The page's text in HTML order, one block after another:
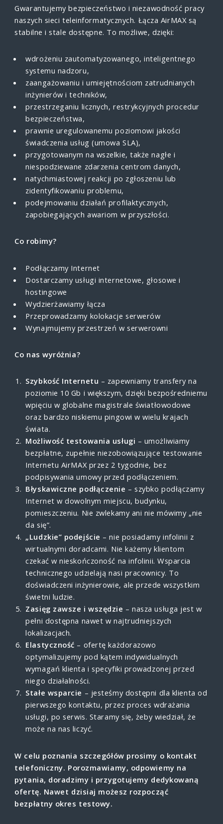
Gwarantujemy bezpieczeństwo i niezawodność pracy
naszych sieci teleinformatycznych. Łącza AirMAX są
stabilne i stale dostępne. To możliwe, dzięki:
wdrożeniu zautomatyzowanego, inteligentnego
systemu nadzoru,
zaangażowaniu i umiejętnościom zatrudnianych
inżynierów i techników,
przestrzeganiu licznych, restrykcyjnych procedur
bezpieczeństwa,
prawnie uregulowanemu poziomowi jakości
świadczenia usług (umowa SLA),
przygotowanym na wszelkie, także nagłe i
niespodziewane zdarzenia centrom danych,
natychmiastowej reakcji po zgłoszeniu lub
zidentyfikowaniu problemu,
podejmowaniu działań profilaktycznych,
zapobiegających awariom w przyszłości.
Co robimy?
Podłączamy Internet
Dostarczamy usługi internetowe, głosowe i
hostingowe
Wydzierżawiamy łącza
Przeprowadzamy kolokacje serwerów
Wynajmujemy przestrzeń w serwerowni
Co nas wyróżnia?
Szybkość Internetu – zapewniamy transfery na
poziomie 10 Gb i większym, dzięki bezpośredniemu
wpięciu w globalne magistrale światłowodowe
oraz bardzo niskiemu pingowi w wielu krajach
świata.
Możliwość testowania usługi – umożliwiamy
bezpłatne, zupełnie niezobowiązujące testowanie
Internetu AirMAX przez 2 tygodnie, bez
podpisywania umowy przed podłączeniem.
Błyskawiczne podłączenie – szybko podłączamy
Internet w dowolnym miejscu, budynku,
pomieszczeniu. Nie zwlekamy ani nie mówimy „nie
da się”.
„Ludzkie” podejście – nie posiadamy infolinii z
wirtualnymi doradcami. Nie każemy klientom
czekać w nieskończoność na infolinii. Wsparcia
technicznego udzielają nasi pracownicy. To
doświadczeni inżynierowie, ale przede wszystkim
świetni ludzie.
Zasięg zawsze i wszędzie – nasza usługa jest w
pełni dostępna nawet w najtrudniejszych
lokalizacjach.
Elastyczność – ofertę każdorazowo
optymalizujemy pod kątem indywidualnych
wymagań klienta i specyfiki prowadzonej przed
niego działalności.
Stałe wsparcie – jesteśmy dostępni dla klienta od
pierwszego kontaktu, przez proces wdrażania
usługi, po serwis. Staramy się, żeby wiedział, że
może na nas liczyć.
W celu poznania szczegółów prosimy o kontakt
telefoniczny. Porozmawiamy, odpowiemy na
pytania, doradzimy i przygotujemy dedykowaną
ofertę. Nawet dzisiaj możesz rozpocząć
bezpłatny okres testowy.